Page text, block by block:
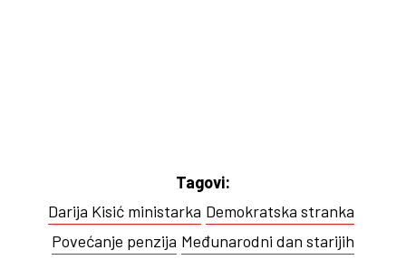
Tagovi:
Darija Kisić ministarka Demokratska stranka
Povećanje penzija Međunarodni dan starijih